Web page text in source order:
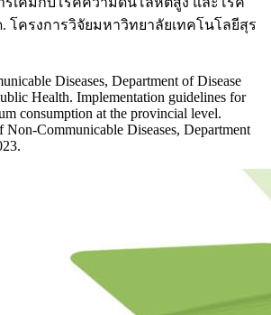
โครงการวิจัยมหาวิทยาลัยเทคโนโลยีสุร
Diseases, Department of Disease
Health. Implementation guidelines for
consumption at the provincial level.
Communicable Diseases, Department